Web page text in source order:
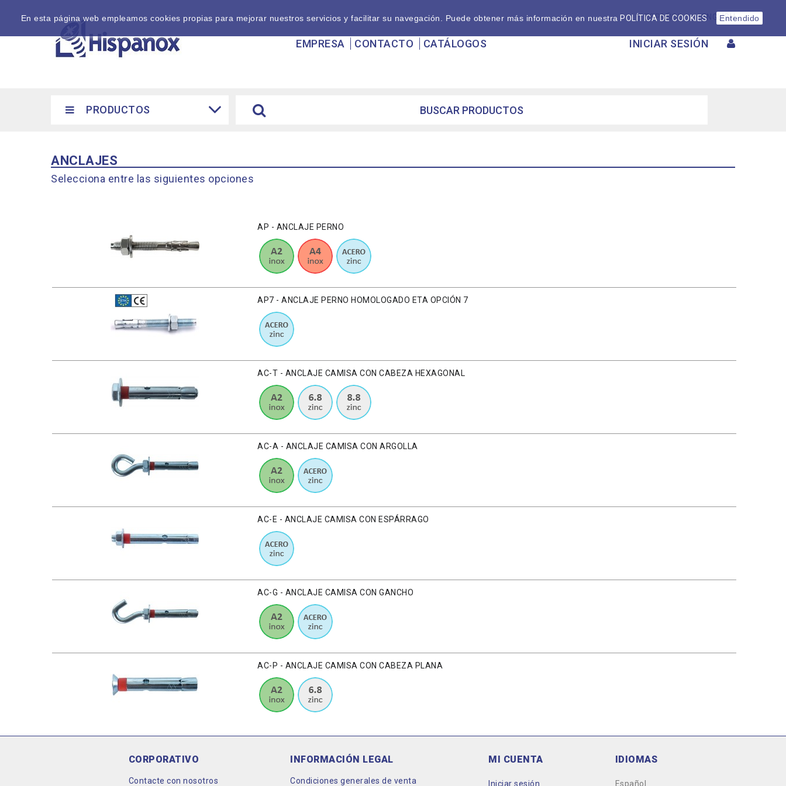
EMPRESA CONTACTO CATÁLOGOS
ESPAÑOL ENGLISH
INICIAR SESIÓN
PRODUCTOS
ANCLAJES
Selecciona entre las siguientes opciones
AP - ANCLAJE PERNO
AP7 - ANCLAJE PERNO HOMOLOGADO ETA OPCIÓN 7
AC-T - ANCLAJE CAMISA CON CABEZA HEXAGONAL
AC-A - ANCLAJE CAMISA CON ARGOLLA
AC-E - ANCLAJE CAMISA CON ESPÁRRAGO
AC-G - ANCLAJE CAMISA CON GANCHO
AC-P - ANCLAJE CAMISA CON CABEZA PLANA
CORPORATIVO
Contacte con nosotros
INFORMACIÓN LEGAL
Condiciones generales de venta
MI CUENTA
Iniciar sesión
En esta página web empleamos cookies propias para mejorar nuestros servicios y facilitar su navegación. Puede obtener más información en nuestra POLÍTICA DE COOKIES Entendido
IDIOMAS
Español